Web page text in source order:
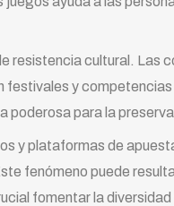
resistencia cultural. Las
y
poderosa para la
plataformas de
fenómeno puede
fomentar la